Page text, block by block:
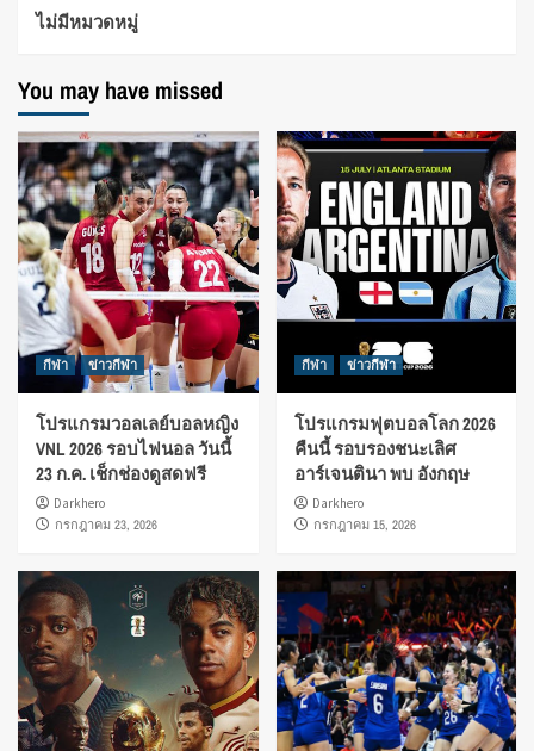
ไม่มีหมวดหมู่
You may have missed
กีฬา ข่าวกีฬา
โปรแกรมวอลเลย์บอลหญิง
VNL 2026 รอบไฟนอล วันนี้
23 ก.ค. เช็กช่องดูสดฟรี
Darkhero
กรกฎาคม 23, 2026
กีฬา ข่าวกีฬา
โปรแกรมฟุตบอลโลก 2026
คืนนี้ รอบรองชนะเลิศ
อาร์เจนตินา พบ อังกฤษ
Darkhero
กรกฎาคม 15, 2026